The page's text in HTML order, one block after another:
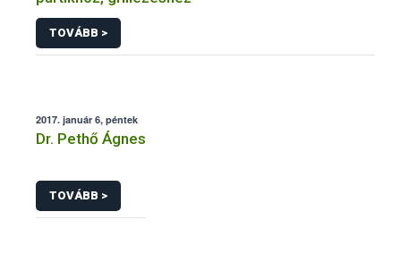
TOVÁBB >
2017. január 6, péntek
Dr. Pethő Ágnes
TOVÁBB >